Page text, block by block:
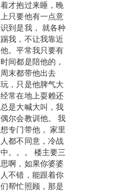
着才抱过来睡，晚
上只要他有一点意
识到是我， 就各种
踢我，不让我靠近
他。平常我只要有
时间都是陪他的，
周末都带他出去
玩，只是他脾气大
经常在地上耍赖还
总是大喊大叫，我
偶尔会教训他。 我
想专门带他， 家里
人都不同意，冷战
中。。。 楼主要三
思啊，如果你婆婆
人不错，能跟着你
们帮忙照顾，那是